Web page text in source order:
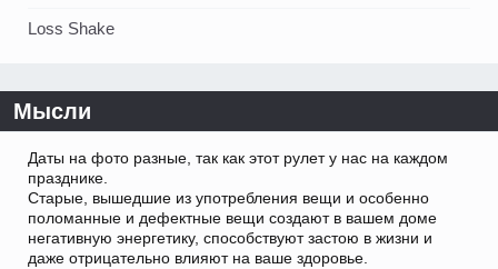
Loss Shake
Мысли
Даты на фото разные, так как этот рулет у нас на каждом
празднике.
Старые, вышедшие из употребления вещи и особенно
поломанные и дефектные вещи создают в вашем доме
негативную энергетику, способствуют застою в жизни и
даже отрицательно влияют на ваше здоровье.